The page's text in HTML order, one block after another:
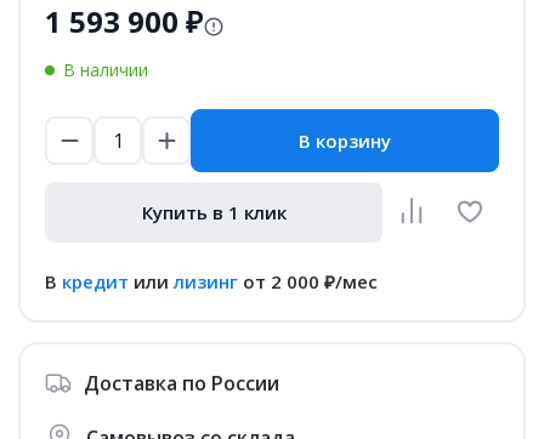
1 593 900 ₽
В наличии
В корзину
Купить в 1 клик
В кредит илилизинг от 2 000 ₽/мес
Доставка по России